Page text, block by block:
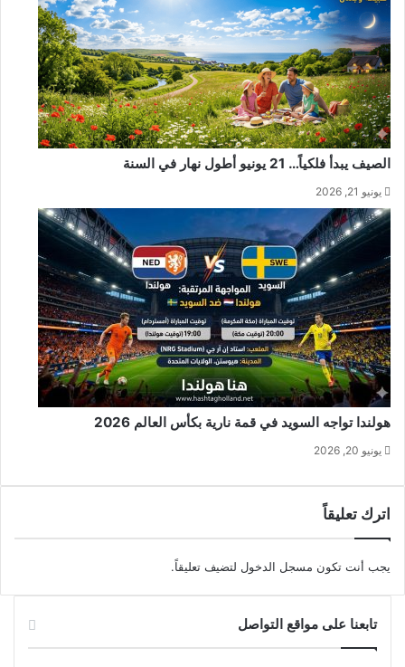
الصيف يبدأ فلكياً… 21 يونيو أطول نهار في السنة
يونيو 21, 2026
هولندا تواجه السويد في قمة نارية بكأس العالم 2026
يونيو 20, 2026
اترك تعليقاً
يجب أنت تكون مسجل الدخول لتضيف تعليقاً.
تابعنا على مواقع التواصل